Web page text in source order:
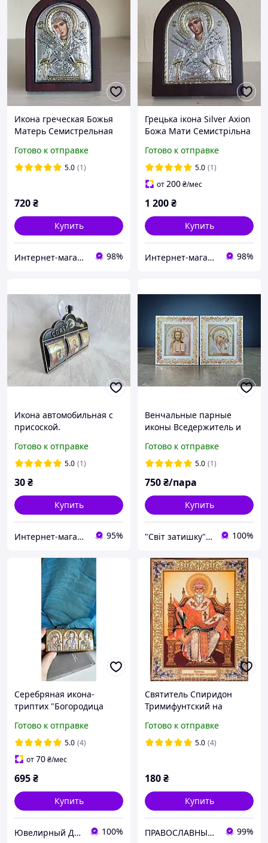
Икона греческая Божья
Матерь Семистрельная
6×7 см EP1-152XAG/P
Готово к отправке
5.0 (1)
720₴
Купить
Интернет-магазин "Святой Николай" 98%
Грецька ікона Silver Axion
Божа Мати Семистрільна
Готово к отправке
5.0 (1)
от200₴/мес
1 200₴
Купить
Интернет-магазин "Святой Николай" 98%
Икона автомобильная с
присоской.
Готово к отправке
5.0 (1)
30₴
Купить
Интернет-магазин "Кутский сувенир" 95%
Венчальные парные
иконы Вседержитель и
Готово к отправке
5.0 (1)
750₴/пара
Купить
"Світ затишку" интернет-магазин текстиля и швейной фурнитуры 100%
Серебряная икона-
триптих "Богородица
Николай Чудотворец"
(10х4,5см)арт. АР-2G
Готово к отправке
5.0 (4)
от70₴/мес
695₴
Купить
Ювелирный Деликатес 100%
Святитель Спиридон
Тримифунтский на
Готово к отправке
5.0 (4)
180₴
Купить
ПРАВОСЛАВНЫЕ КНИГИ — ПОЧТОЙ 99%